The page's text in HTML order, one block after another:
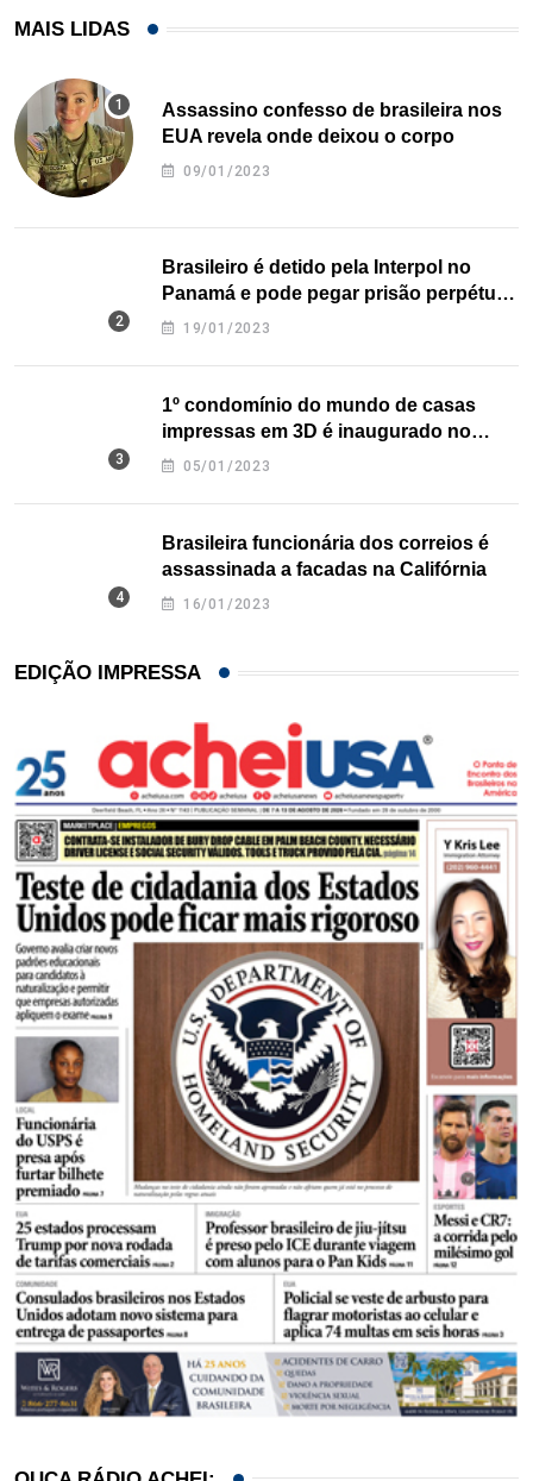
MAIS LIDAS
Assassino confesso de brasileira nos
EUA revela onde deixou o corpo
09/01/2023
Brasileiro é detido pela Interpol no
Panamá e pode pegar prisão perpétua
nos EUA
19/01/2023
1º condomínio do mundo de casas
impressas em 3D é inaugurado no
Texas
05/01/2023
Brasileira funcionária dos correios é
assassinada a facadas na Califórnia
16/01/2023
EDIÇÃO IMPRESSA